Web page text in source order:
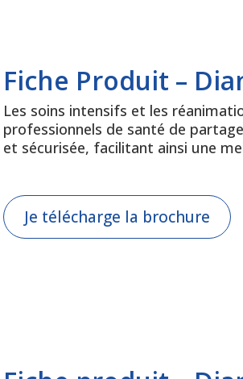
Fiche Produit –
Les soins intensifs et les
professionnels de santé de
et sécurisée, facilitant ainsi une
Je télécharge la brochure